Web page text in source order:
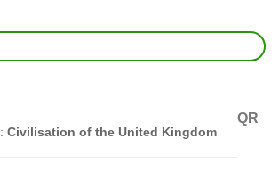
:Civilisation of the United Kingdom
QR